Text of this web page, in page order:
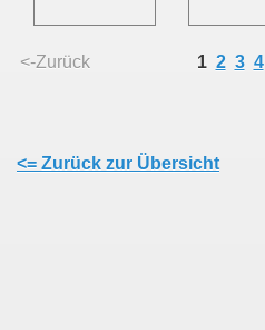
<-Zurück 1 2 3 4
<= Zurück zur Übersicht